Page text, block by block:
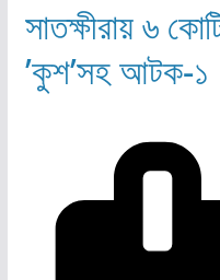
সাতক্ষীরায় ৬
’কুশ’সহ আটক-১